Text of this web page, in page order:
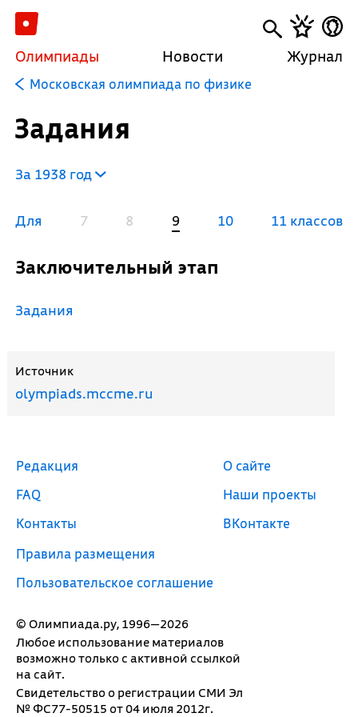
Олимпиады Новости Журнал
Московская олимпиада по физике
Задания
За 1938 год
Для 7 8 9 10 11 классов
Заключительный этап
Задания
Источник
olympiads.mccme.ru
© Олимпиада.ру, 1996—2026
Любое использование материалов
возможно только с активной ссылкой
на сайт.
Свидетельство о регистрации СМИ Эл
№ ФС77-50515 от 04 июля 2012г.
Редакция
FAQ
Контакты
Правила размещения
Пользовательское соглашение
О сайте
Наши проекты
ВКонтакте